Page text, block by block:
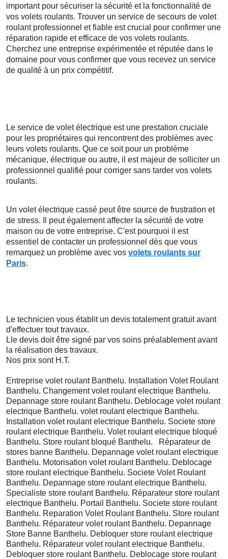
important pour sécuriser la sécurité et la fonctionnalité de
vos volets roulants. Trouver un service de secours de volet
roulant professionnel et fiable est crucial pour confirmer une
réparation rapide et efficace de vos volets roulants.
Cherchez une entreprise expérimentée et réputée dans le
domaine pour vous confirmer que vous recevez un service
de qualité à un prix compétitif.
Le service de volet électrique est une prestation cruciale
pour les propriétaires qui rencontrent des problèmes avec
leurs volets roulants. Que ce soit pour un problème
mécanique, électrique ou autre, il est majeur de solliciter un
professionnel qualifié pour corriger sans tarder vos volets
roulants.
Un volet électrique cassé peut être source de frustration et
de stress. Il peut également affecter la sécurité de votre
maison ou de votre entreprise. C'est pourquoi il est
essentiel de contacter un professionnel dès que vous
remarquez un problème avec vos volets roulants sur
Paris.
Le technicien vous établit un devis totalement gratuit avant
d'effectuer tout travaux.
Lle devis doit être signé par vos soins préalablement avant
la réalisation des travaux.
Nos prix sont H.T.
Entreprise volet roulant Banthelu. Installation Volet Roulant
Banthelu. Changement volet roulant electrique Banthelu.
Depannage store roulant Banthelu. Deblocage volet roulant
electrique Banthelu. volet roulant electrique Banthelu.
Installation volet roulant electrique Banthelu. Societe store
roulant electrique Banthelu. Volet roulant electrique bloqué
Banthelu. Store roulant bloqué Banthelu. Réparateur de
stores banne Banthelu. Depannage volet roulant electrique
Banthelu. Motorisation volet roulant Banthelu. Deblocage
store roulant electrique Banthelu. Societe Volet Roulant
Banthelu. Depannage store roulant electrique Banthelu.
Specialiste store roulant Banthelu. Réparateur store roulant
electrique Banthelu. Portail Banthelu. Societe store roulant
Banthelu. Reparation Volet Roulant Banthelu. Store roulant
Banthelu. Réparateur volet roulant Banthelu. Depannage
Store Banne Banthelu. Debloquer store roulant electrique
Banthelu. Réparateur volet roulant electrique Banthelu.
Debloquer store roulant Banthelu. Deblocage store roulant